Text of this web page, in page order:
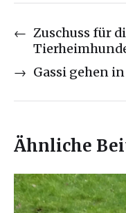
← Zuschuss für
→ Gassi gehen
Ähnliche